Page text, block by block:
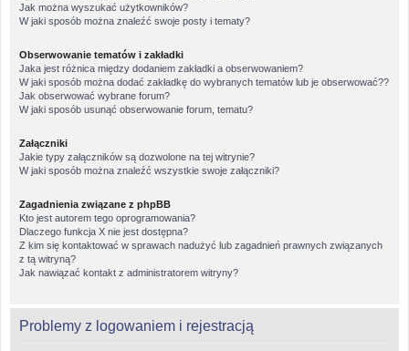
Jak można wyszukać użytkowników?
W jaki sposób można znaleźć swoje posty i tematy?
Obserwowanie tematów i zakładki
Jaka jest różnica między dodaniem zakładki a obserwowaniem?
W jaki sposób można dodać zakładkę do wybranych tematów lub je obserwować??
Jak obserwować wybrane forum?
W jaki sposób usunąć obserwowanie forum, tematu?
Załączniki
Jakie typy załączników są dozwolone na tej witrynie?
W jaki sposób można znaleźć wszystkie swoje załączniki?
Zagadnienia związane z phpBB
Kto jest autorem tego oprogramowania?
Dlaczego funkcja X nie jest dostępna?
Z kim się kontaktować w sprawach nadużyć lub zagadnień prawnych związanych
z tą witryną?
Jak nawiązać kontakt z administratorem witryny?
Problemy z logowaniem i rejestracją